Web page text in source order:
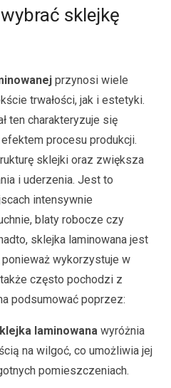
sklejkę
przynosi wiele
trwałości, jak i estetyki.
ten charakteryzuje się
procesu produkcji.
sklejki oraz zwiększa
i uderzenia. Jest to
intensywnie
blaty robocze czy
sklejka laminowana jest
wykorzystuje w
często pochodzi z
podsumować poprzez:
laminowana wyróżnia
na wilgoć, co umożliwia jej
pomieszczeniach.